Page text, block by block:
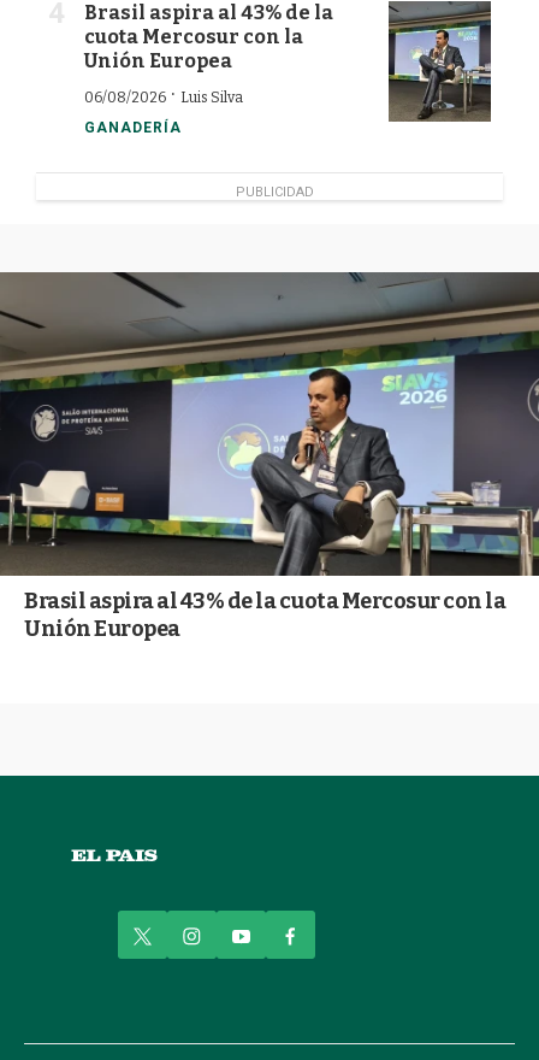
Brasil aspira al 43% de la
cuota Mercosur con la
Unión Europea
06/08/2026 · Luis Silva
GANADERÍA
PUBLICIDAD
Brasil aspira al 43% de la cuota Mercosur con la
Unión Europea
w
i
n
y
o
a